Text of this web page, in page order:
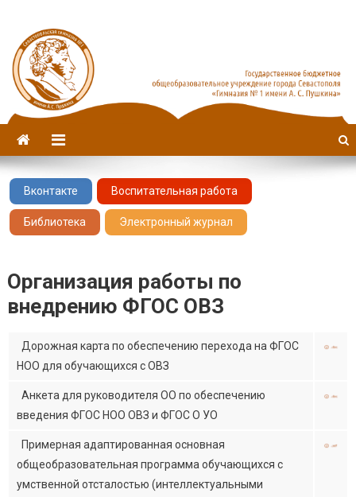
Вконтакте Воспитательная работа
Библиотека Электронный журнал
Организация работы по
внедрению ФГОС ОВЗ
Дорожная карта по обеспечению перехода на ФГОС
НОО для обучающихся с ОВЗ
Анкета для руководителя ОО по обеспечению
введения ФГОС НОО ОВЗ и ФГОС О УО
Примерная адаптированная основная
общеобразовательная программа обучающихся с
умственной отсталостью (интеллектуальными